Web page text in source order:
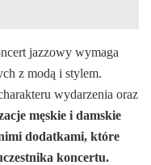
jazzowy wymaga
z modą i stylem.
wydarzenia oraz
męskie i damskie
dodatkami, które
koncertu.